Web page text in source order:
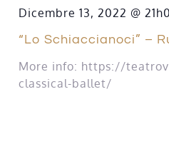
Dicembre 13, 2022 @
“Lo Schiaccianoci” –
More info: https://
classical-ballet/